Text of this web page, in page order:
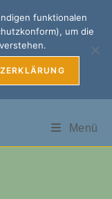
&
Menü
funktionalen
um die